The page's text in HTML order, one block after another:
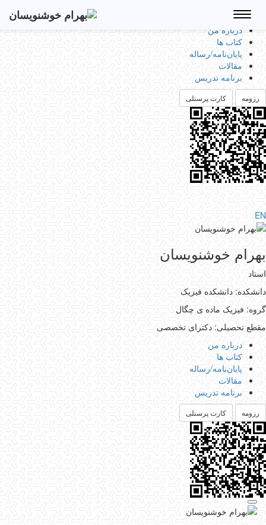
Toggle
navigation
درباره من
کتاب ها
پایان‌نامه‌/رساله
مقالات
برنامه تدریس
رزومه کارت پرسنلی
EN
بهرام خوشنویسان
استاد
دانشکده: دانشکده فیزیک
گروه: فیزیک ماده ی چگال
مقطع تحصیلی: دکترای تخصصی
درباره من
کتاب ها
پایان‌نامه‌/رساله
مقالات
برنامه تدریس
رزومه کارت پرسنلی